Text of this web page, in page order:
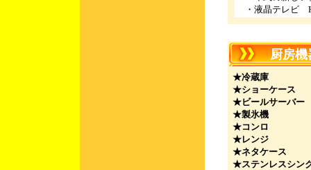
・液晶テレビ
厨房機器/
★冷蔵庫
★ショーケース
★ビールサーバー
★製氷機
★コンロ
★レンジ
★ネタケース
★ステンレスシン